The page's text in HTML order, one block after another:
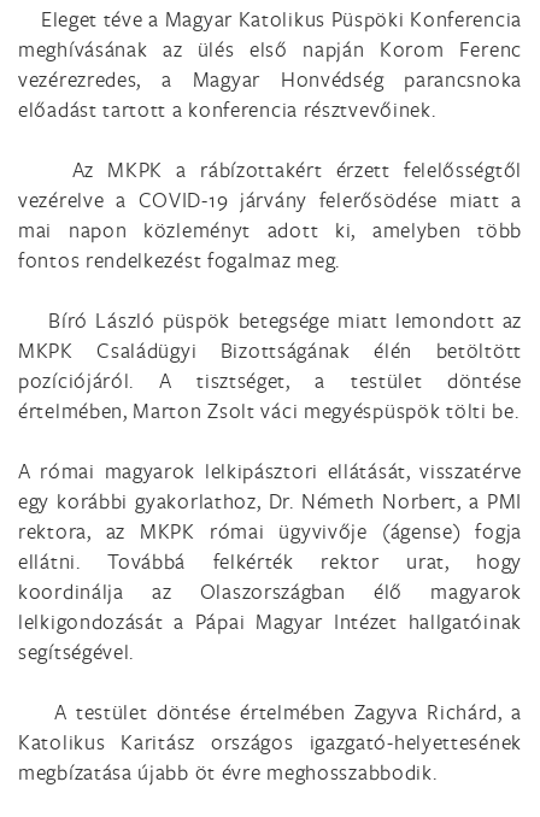
Eleget téve a Magyar Katolikus Püspöki Konferencia
meghívásának az ülés első napján Korom Ferenc
vezérezredes, a Magyar Honvédség parancsnoka
előadást tartott a konferencia résztvevőinek.
Az MKPK a rábízottakért érzett felelősségtől
vezérelve a COVID-19 járvány felerősödése miatt a
mai napon közleményt adott ki, amelyben több
fontos rendelkezést fogalmaz meg.
Bíró László püspök betegsége miatt lemondott az
MKPK Családügyi Bizottságának élén betöltött
pozíciójáról. A tisztséget, a testület döntése
értelmében, Marton Zsolt váci megyéspüspök tölti be.
A római magyarok lelkipásztori ellátását, visszatérve
egy korábbi gyakorlathoz, Dr. Németh Norbert, a PMI
rektora, az MKPK római ügyvivője (ágense) fogja
ellátni. Továbbá felkérték rektor urat, hogy
koordinálja az Olaszországban élő magyarok
lelkigondozását a Pápai Magyar Intézet hallgatóinak
segítségével.
A testület döntése értelmében Zagyva Richárd, a
Katolikus Karitász országos igazgató-helyettesének
megbízatása újabb öt évre meghosszabbodik.